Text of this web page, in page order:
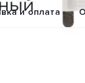
и оплата
REXANT (Китай).
составляет 5 Вт.